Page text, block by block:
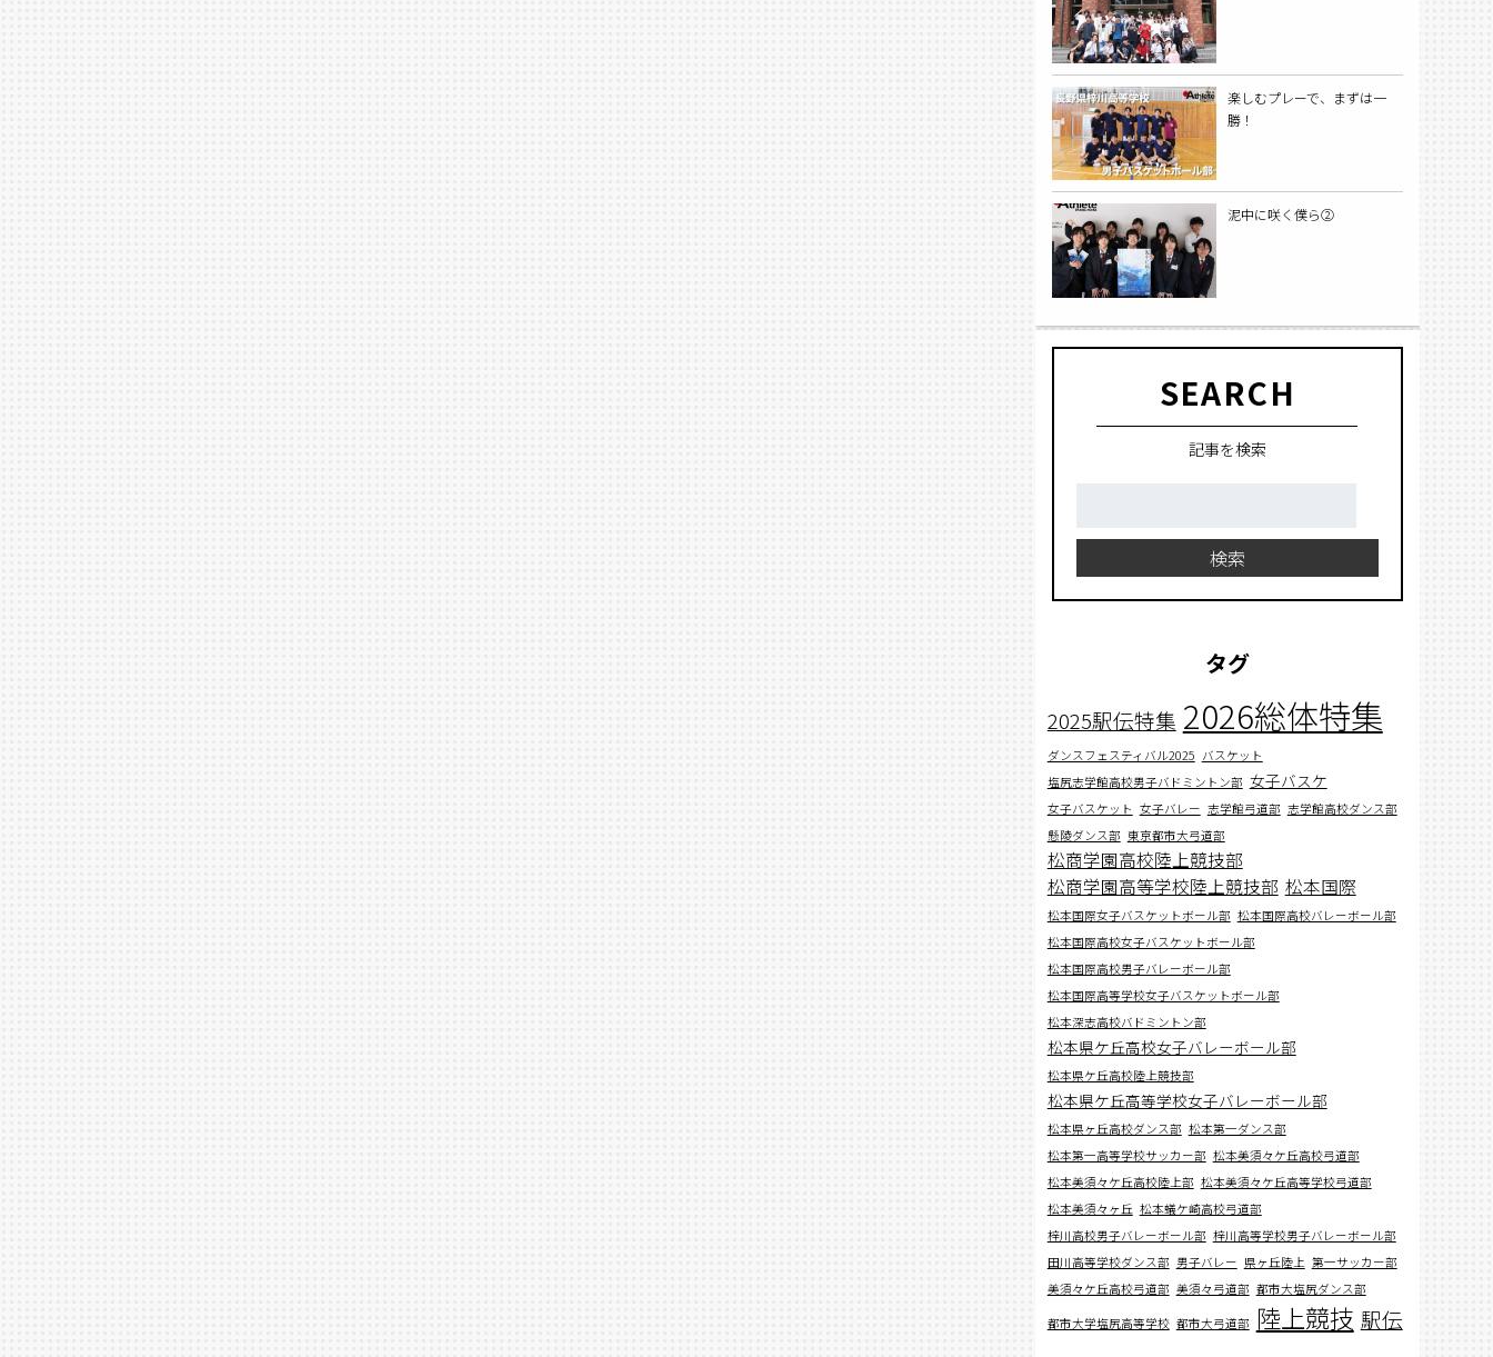
楽しむプレーで、まずは一
勝！
泥中に咲く僕ら②
SEARCH
記事を検索
検索
タグ
2025駅伝特集 2026総体特集
ダンスフェスティバル2025 バスケット
塩尻志学館高校男子バドミントン部 女子バスケ
女子バスケット 女子バレー 志学館弓道部 志学館高校ダンス部
懸陵ダンス部 東京都市大弓道部
松商学園高校陸上競技部
松商学園高等学校陸上競技部 松本国際
松本国際女子バスケットボール部 松本国際高校バレーボール部
松本国際高校女子バスケットボール部
松本国際高校男子バレーボール部
松本国際高等学校女子バスケットボール部
松本深志高校バドミントン部
松本県ケ丘高校女子バレーボール部
松本県ケ丘高校陸上競技部
松本県ケ丘高等学校女子バレーボール部
松本県ヶ丘高校ダンス部 松本第一ダンス部
松本第一高等学校サッカー部 松本美須々ケ丘高校弓道部
松本美須々ケ丘高校陸上部 松本美須々ケ丘高等学校弓道部
松本美須々ヶ丘 松本蟻ケ崎高校弓道部
梓川高校男子バレーボール部 梓川高等学校男子バレーボール部
田川高等学校ダンス部 男子バレー 県ヶ丘陸上 第一サッカー部
美須々ケ丘高校弓道部 美須々弓道部 都市大塩尻ダンス部
都市大学塩尻高等学校 都市大弓道部 陸上競技 駅伝